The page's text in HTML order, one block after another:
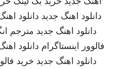
دانلود اهنگ جدید دانلود
دانلود اهنگ جدید مترجم
فالوور اینستاگرام دانلود
دانلود اهنگ جدید خرید